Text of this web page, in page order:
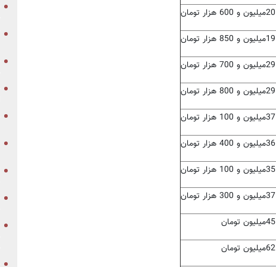
20میلیون و 600 هزار تومان
19میلیون و 850 هزار تومان
29میلیون و 700 هزار تومان
29میلیون و 800 هزار تومان
37میلیون و 100 هزار تومان
36میلیون و 400 هزار تومان
35میلیون و 100 هزار تومان
37میلیون و 300 هزار تومان
45میلیون تومان
62میلیون تومان